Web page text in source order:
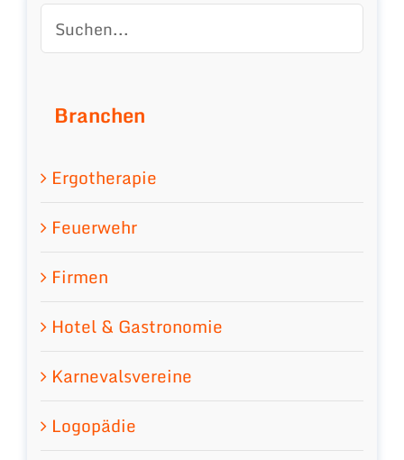
Branchen
Ergotherapie
Feuerwehr
Firmen
Hotel & Gastronomie
Karnevalsvereine
Logopädie